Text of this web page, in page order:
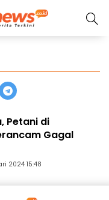
Petani di
Gagal
2024 15:48